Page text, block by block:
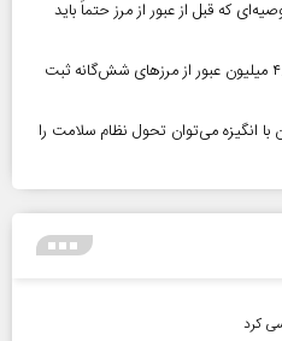
زائران اربعین آغاز شد؛ ۱۰ توصیه‌ای که قبل از عبور از مرز حتماً باید
رکورد تردد زائران اربعین؛ بیش از ۴.۳ میلیون عبور از مرزهای شش‌گانه ثبت
با انگیزه می‌توان تحول نظام سلامت را
کرد